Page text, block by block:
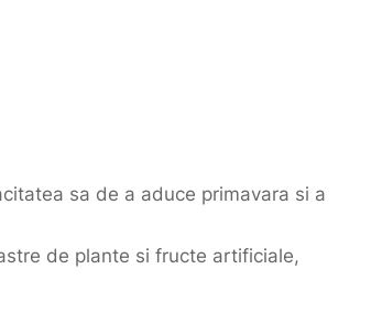
sa de a aduce primavara si a
de plante si fructe artificiale,